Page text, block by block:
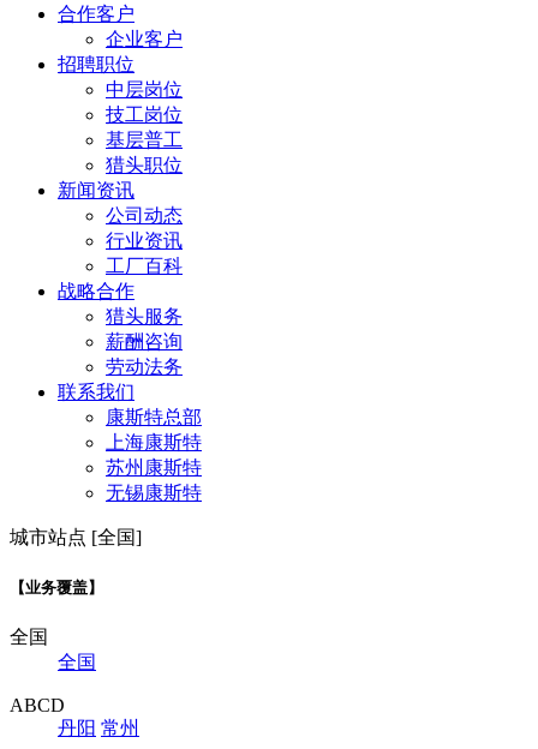
合作客户
企业客户
招聘职位
中层岗位
技工岗位
基层普工
猎头职位
新闻资讯
公司动态
行业资讯
工厂百科
战略合作
猎头服务
薪酬咨询
劳动法务
联系我们
康斯特总部
上海康斯特
苏州康斯特
无锡康斯特
城市站点 [全国]
【业务覆盖】
全国
全国
ABCD
丹阳 常州